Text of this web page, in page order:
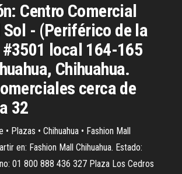
Centro Comercial
Sol - (Periférico de la
local 164-165
Chihuahua.
cerca de
32
Plazas • Chihuahua • Fashion Mall
en: Fashion Mall Chihuahua. Estado:
01 800 888 436 327 Plaza Los Cedros